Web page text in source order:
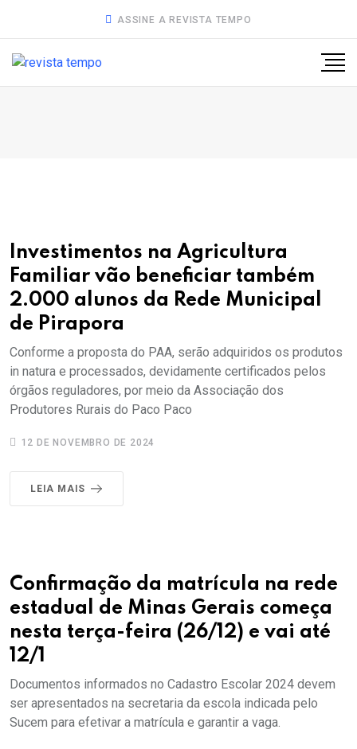
ASSINE A REVISTA TEMPO
Investimentos na Agricultura
Familiar vão beneficiar também
2.000 alunos da Rede Municipal
de Pirapora
Conforme a proposta do PAA, serão adquiridos os produtos
in natura e processados, devidamente certificados pelos
órgãos reguladores, por meio da Associação dos
Produtores Rurais do Paco Paco
12 DE NOVEMBRO DE 2024
LEIA MAIS
Confirmação da matrícula na rede
estadual de Minas Gerais começa
nesta terça-feira (26/12) e vai até
12/1
Documentos informados no Cadastro Escolar 2024 devem
ser apresentados na secretaria da escola indicada pelo
Sucem para efetivar a matrícula e garantir a vaga.